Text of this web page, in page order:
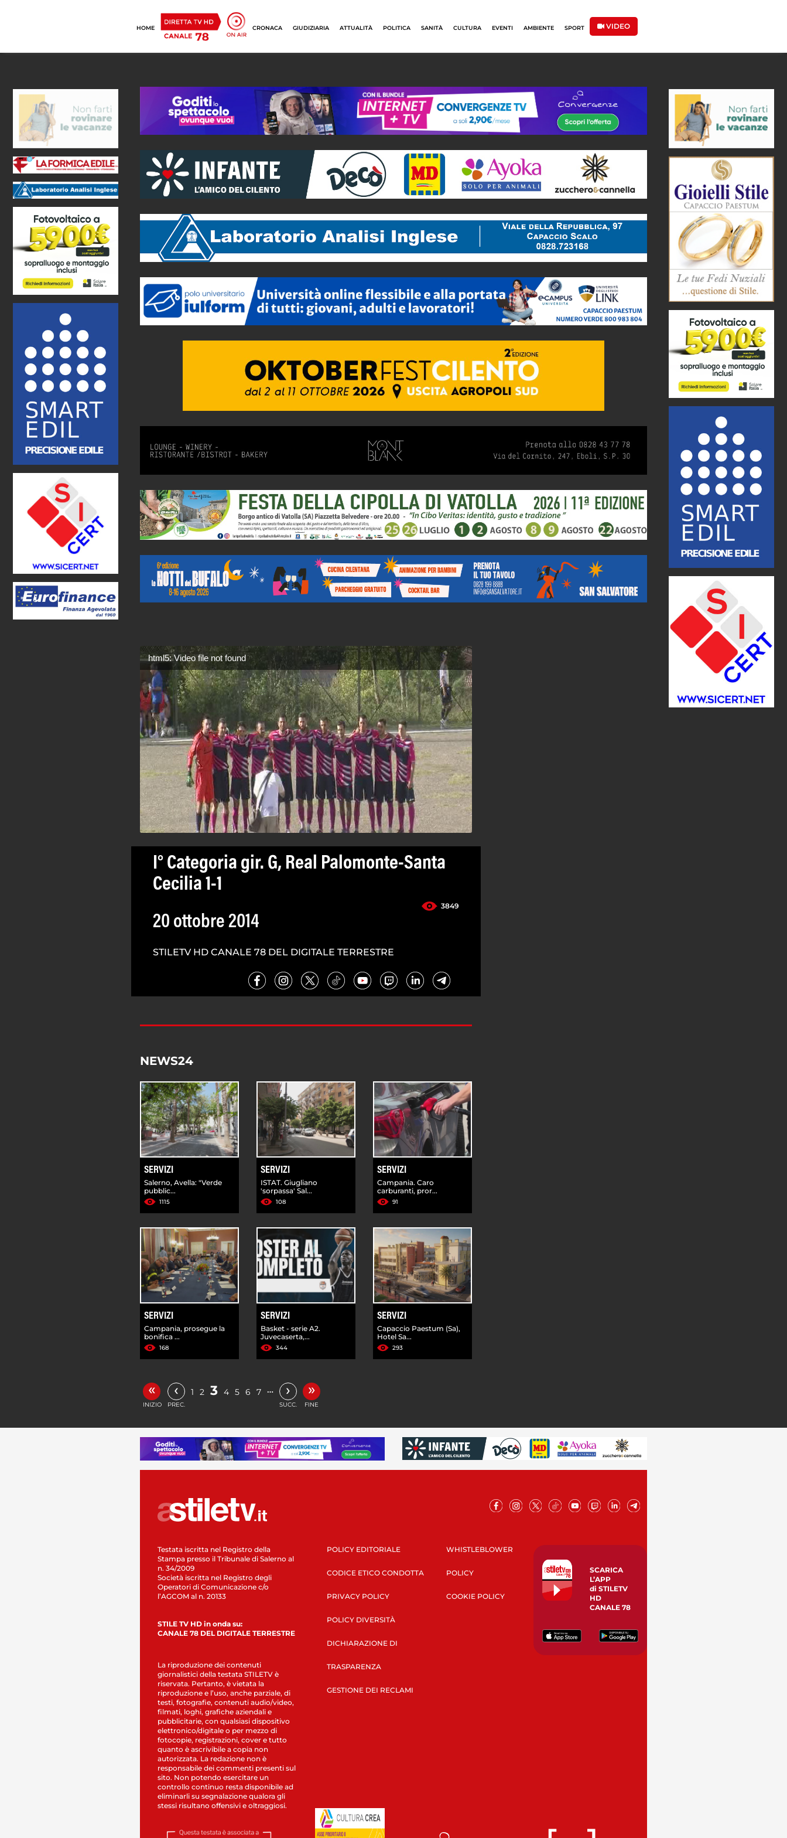
HOME CRONACA GIUDIZIARIA ATTUALITÀ POLITICA SANITÀ CULTURA EVENTI AMBIENTE SPORT VIDEO
html5: Video file not found
I° Categoria gir. G, Real Palomonte-Santa
Cecilia 1-1
3849
20 ottobre 2014
STILETV HD CANALE 78 DEL DIGITALE TERRESTRE
NEWS24
SERVIZI
Salerno, Avella: "Verde
pubblic...
1115
SERVIZI
ISTAT. Giugliano
'sorpassa' Sal...
108
SERVIZI
Campania. Caro
carburanti, pror...
91
SERVIZI
Campania, prosegue la
bonifica ...
168
SERVIZI
Basket - serie A2.
Juvecaserta,...
344
SERVIZI
Capaccio Paestum (Sa),
Hotel Sa...
293
«
INIZIO
‹
PREC.
1 2 3 4 5 6 7 … ›
SUCC.
»
FINE
Testata iscritta nel Registro della
Stampa presso il Tribunale di Salerno al
n. 34/2009
Società iscritta nel Registro degli
Operatori di Comunicazione c/o
l’AGCOM al n. 20133
STILE TV HD in onda su:
CANALE 78 DEL DIGITALE TERRESTRE
La riproduzione dei contenuti
giornalistici della testata STILETV è
riservata. Pertanto, è vietata la
riproduzione e l’uso, anche parziale, di
testi, fotografie, contenuti audio/video,
filmati, loghi, grafiche aziendali e
pubblicitarie, con qualsiasi dispositivo
elettronico/digitale o per mezzo di
fotocopie, registrazioni, cover e tutto
quanto è ascrivibile a copia non
autorizzata. La redazione non è
responsabile dei commenti presenti sul
sito. Non potendo esercitare un
controllo continuo resta disponibile ad
eliminarli su segnalazione qualora gli
stessi risultano offensivi e oltraggiosi.
POLICY EDITORIALE
CODICE ETICO CONDOTTA
PRIVACY POLICY
POLICY DIVERSITÀ
DICHIARAZIONE DI
TRASPARENZA
GESTIONE DEI RECLAMI
WHISTLEBLOWER
POLICY
COOKIE POLICY
SCARICA
L’APP
di STILETV
HD
CANALE 78